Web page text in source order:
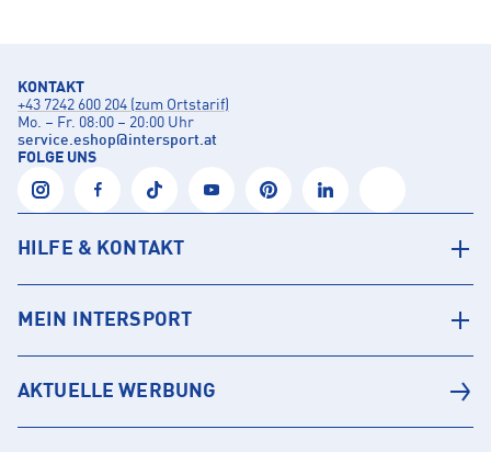
KONTAKT
+43 7242 600 204 (zum Ortstarif)
Mo. – Fr. 08:00 – 20:00 Uhr
service.eshop@intersport.at
FOLGE UNS
HILFE & KONTAKT
MEIN INTERSPORT
AKTUELLE WERBUNG